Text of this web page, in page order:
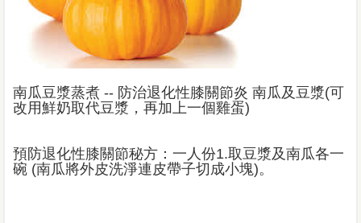
南瓜豆漿蒸煮 -- 防治退化性膝關節炎 南瓜及豆漿(可
改用鮮奶取代豆漿，再加上一個雞蛋)
預防退化性膝關節秘方：一人份1.取豆漿及南瓜各一
碗 (南瓜將外皮洗淨連皮帶子切成小塊)。